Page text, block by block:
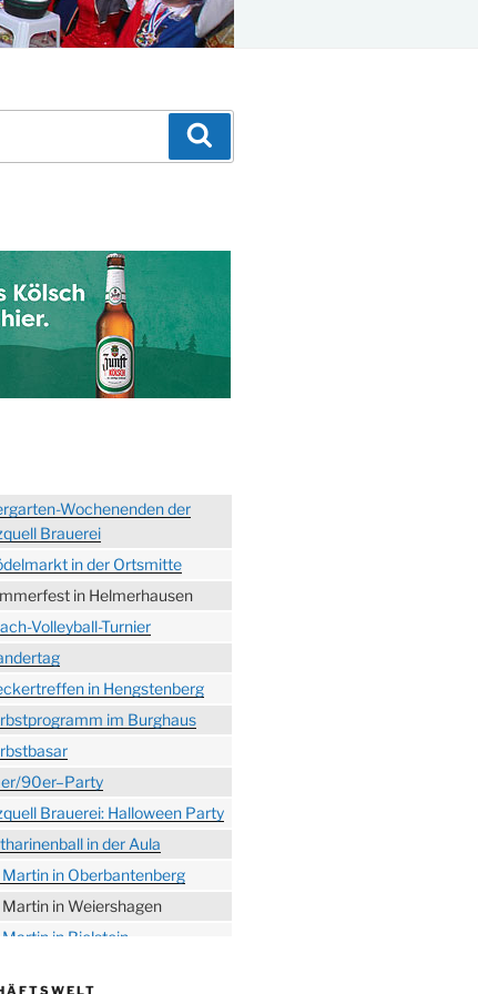
Wochenenden der
Brauerei
in der Ortsmitte
in Helmerhausen
Volleyball-Turnier
in Hengstenberg
im Burghaus
90er–Party
Brauerei: Halloween Party
in der Aula
Martin in Oberbantenberg
Martin in Weiershagen
Martin in Bielstein